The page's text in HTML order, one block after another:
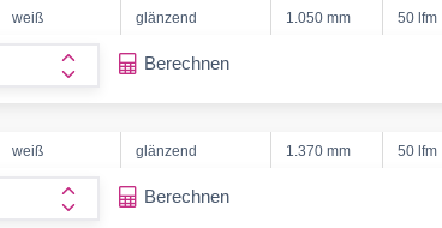
weiß glänzend 1.050 mm 50 lfm
form.increase-amount
Berechnen
weiß glänzend 1.370 mm 50 lfm
form.increase-amount
Berechnen